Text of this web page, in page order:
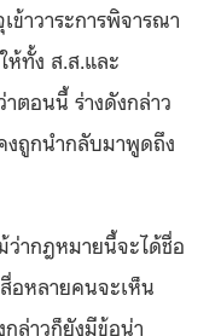
ข้าวาระการพิจารณา
ห้ทั้ง ส.ส.และ
ตอนนี้ ร่างดังกล่าว
ถูกนำกลับมาพูดถึง
ากฎหมายนี้จะได้ชื่อ
อหลายคนจะเห็น
ล่าวก็ยังมีข้อน่า